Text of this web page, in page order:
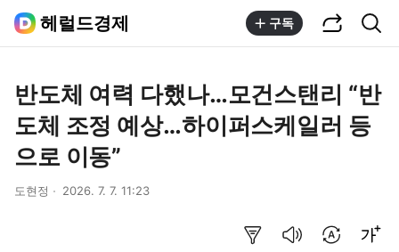
헤럴드경제 구독
반도체 여력 다했나…모건스탠리 “반
도체 조정 예상…하이퍼스케일러 등
으로 이동”
도현정 2026. 7. 7. 11:23